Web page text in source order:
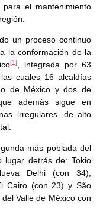
el mantenimiento
un proceso continuo
la conformación de la
[1], integrada por 63
cuales 16 alcaldías
de México y dos de
además sigue en
irregulares, de alto
más poblada del
lugar detrás de: Tokio
Delhi (con 34),
Cairo (con 23) y São
Valle de México con